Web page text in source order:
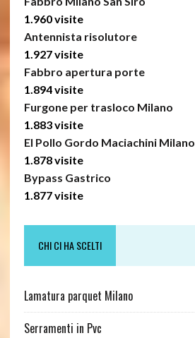
1.960 visite
Antennista risolutore
1.927 visite
Fabbro apertura porte
1.894 visite
Furgone per trasloco Milano
1.883 visite
El Pollo Gordo Maciachini Milano
1.878 visite
Bypass Gastrico
1.877 visite
CHI CI HA SCELTI
Lamatura parquet Milano
Serramenti in Pvc